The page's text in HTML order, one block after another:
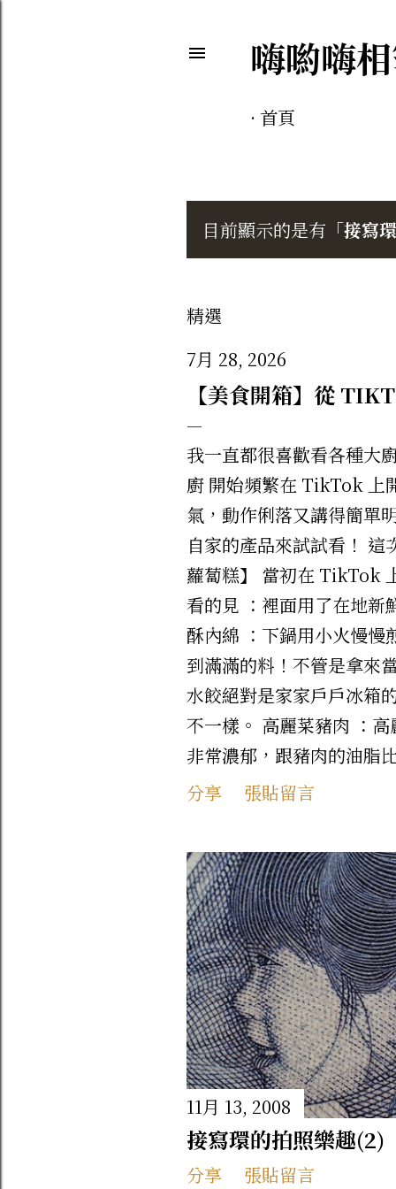
嗨喲嗨
首頁
發
文
章
目前顯示的是有「接寫環
精選
7月 28, 2026
【美食開箱】從
我一直都很喜歡看各種大
廚 開始頻繁在 TikTok 上
氣，動作俐落又講得簡單
自家的產品來試試看！
蘿蔔糕】 當初在 TikTok
看的見 ：裡面用了在地新
酥內綿 ：下鍋用小火慢慢
到滿滿的料！不管是拿來
水餃絕對是家家戶戶冰箱
不一樣。 高麗菜豬肉 ：
非常濃郁，跟豬肉的油脂
分鐘就能上桌，方便又美
專屬推薦代碼 ：
箱裡又有主廚做好的美味
分享 張貼留言
11月 13, 2008
接寫環的拍照樂趣(2)
分享 張貼留言